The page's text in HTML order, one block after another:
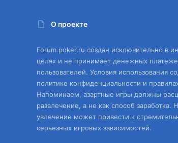
О проекте
Forum.poker.ru создан исключительно в
целях и не принимает денежных
пользователей. Условия использования
политике конфиденциальности и
Напоминаем, азартные игры должны
развлечение, а не как способ заработка.
увлечение может привести к
серьезных игровых зависимостей.